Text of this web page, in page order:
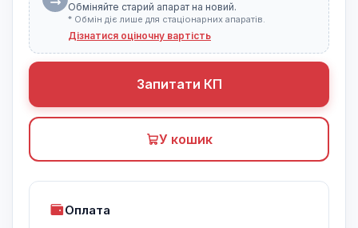
Обміняйте старий апарат на новий.
* Обмін діє лише для стаціонарних апаратів.
Дізнатися оціночну вартість
Запитати КП
У кошик
Оплата